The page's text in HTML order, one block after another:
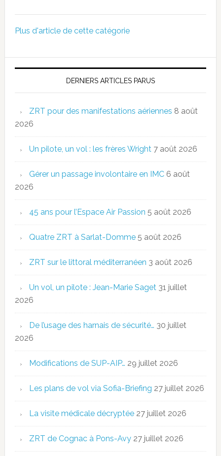
Plus d'article de cette catégorie
DERNIERS ARTICLES PARUS
ZRT pour des manifestations aériennes 8 août
2026
Un pilote, un vol : les frères Wright 7 août 2026
Gérer un passage involontaire en IMC 6 août
2026
45 ans pour l’Espace Air Passion 5 août 2026
Quatre ZRT à Sarlat-Domme 5 août 2026
ZRT sur le littoral méditerranéen 3 août 2026
Un vol, un pilote : Jean-Marie Saget 31 juillet
2026
De l’usage des harnais de sécurité… 30 juillet
2026
Modifications de SUP-AIP… 29 juillet 2026
Les plans de vol via Sofia-Briefing 27 juillet 2026
La visite médicale décryptée 27 juillet 2026
ZRT de Cognac à Pons-Avy 27 juillet 2026